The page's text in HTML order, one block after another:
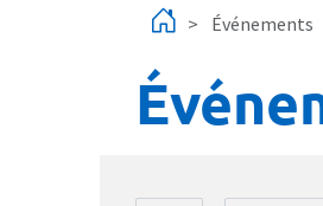
Événements